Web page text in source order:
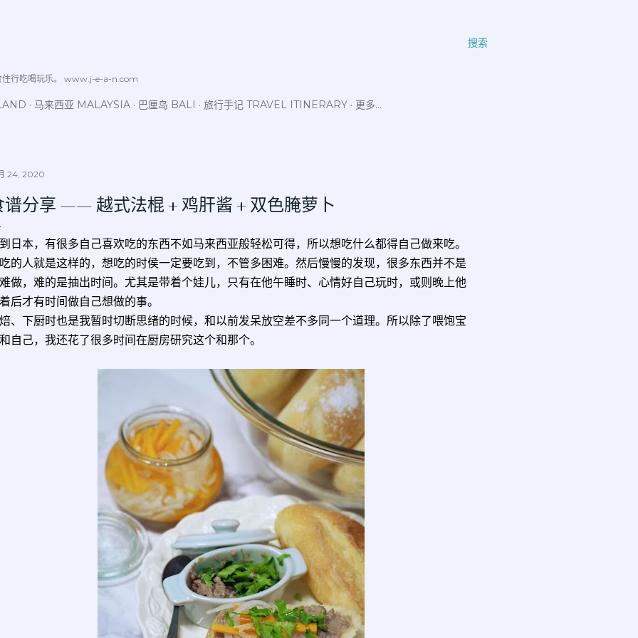
搜索
住行吃喝玩乐。 www.j-e-a-n.com
马来西亚 MALAYSIA 巴厘岛 BALI 旅行手记 TRAVEL ITINERARY 更多…
24, 2020
谱分享 —— 越式法棍 + 鸡肝酱 + 双色腌萝卜
日本，有很多自己喜欢吃的东西不如马来西亚般轻松可得，所以想吃什么都得自己做来吃。
的人就是这样的，想吃的时侯一定要吃到，不管多困难。然后慢慢的发现，很多东西并不是
做，难的是抽出时间。尤其是带着个娃儿，只有在他午睡时、心情好自己玩时，或则晚上他
后才有时间做自己想做的事。
、下厨时也是我暂时切断思绪的时候，和以前发呆放空差不多同一个道理。所以除了喂饱宝
自己，我还花了很多时间在厨房研究这个和那个。